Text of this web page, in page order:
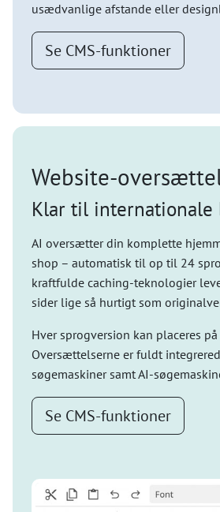
usædvanlige afstande eller
Se CMS-funktioner
Website-
Klar til internationale
AI oversætter din komplette
shop – automatisk til op til 24
kraftfulde caching-teknologier
sider lige så hurtigt som
Hver sprogversion kan placeres
Oversættelserne er fuldt
søgemaskiner samt AI-
Se CMS-funktioner